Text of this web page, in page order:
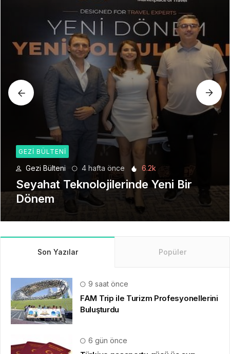
GEZI BÜLTENI
Gezi Bülteni 4 hafta önce 6.2k
Seyahat Teknolojilerinde Yeni Bir
Dönem
Son Yazılar Popüler
9 saat önce
FAM Trip ile Turizm Profesyonellerini
Buluşturdu
6 gün önce